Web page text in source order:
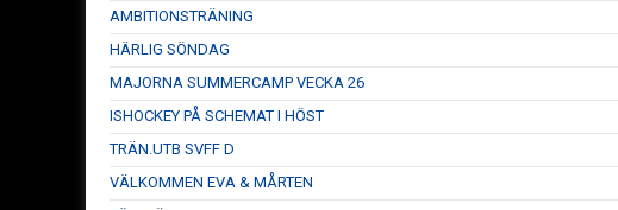
AMBITIONSTRÄNING
HÄRLIG SÖNDAG
MAJORNA SUMMERCAMP VECKA 26
ISHOCKEY PÅ SCHEMAT I HÖST
TRÄN.UTB SVFF D
VÄLKOMMEN EVA & MÅRTEN